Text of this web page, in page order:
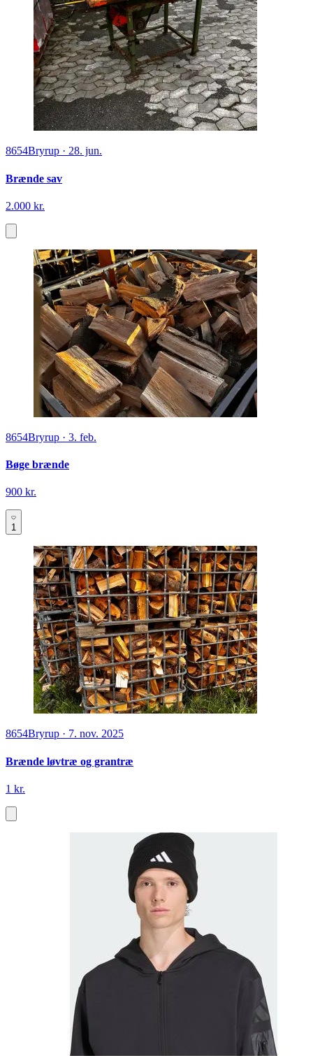
8654Bryrup · 28. jun.
Brænde sav
2.000 kr.
8654Bryrup · 3. feb.
Bøge brænde
900 kr.
1
8654Bryrup · 7. nov. 2025
Brænde løvtræ og grantræ
1 kr.